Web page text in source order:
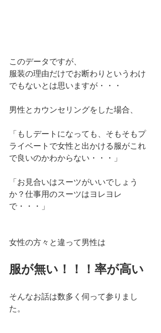
このデータですが、
服装の理由だけでお断わりというわけ
でもないとは思いますが・・・
男性とカウンセリングをした場合、
「もしデートになっても、そもそもプ
ライベートで女性と出かける服がこれ
で良いのかわからない・・・」
「お見合いはスーツがいいでしょう
か？仕事用のスーツはヨレヨレ
で・・・」
女性の方々と違って男性は
服が無い！！！率が高い
そんなお話は数多く伺って参りまし
た。